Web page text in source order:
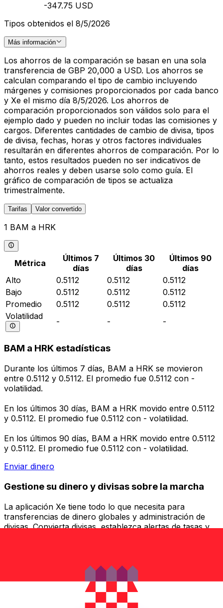
-347.75 USD
Tipos obtenidos el 8/5/2026
Más información
Los ahorros de la comparación se basan en una sola
transferencia de GBP 20,000 a USD. Los ahorros se
calculan comparando el tipo de cambio incluyendo
márgenes y comisiones proporcionados por cada banco
y Xe el mismo día 8/5/2026. Los ahorros de
comparación proporcionados son válidos solo para el
ejemplo dado y pueden no incluir todas las comisiones y
cargos. Diferentes cantidades de cambio de divisa, tipos
de divisa, fechas, horas y otros factores individuales
resultarán en diferentes ahorros de comparación. Por lo
tanto, estos resultados pueden no ser indicativos de
ahorros reales y deben usarse solo como guía. El
gráfico de comparación de tipos se actualiza
trimestralmente.
Tarifas Valor convertido
1 BAM a HRK
Métrica
Últimos 7
días
Últimos 30
días
Últimos 90
días
Alto
0.5112 0.5112
0.5112
Bajo
0.5112 0.5112
0.5112
Promedio
0.5112 0.5112
0.5112
Volatilidad
- - -
BAM a HRK estadísticas
Durante los últimos 7 días, BAM a HRK se movieron
entre 0.5112 y 0.5112. El promedio fue 0.5112 con -
volatilidad.
En los últimos 30 días, BAM a HRK movido entre 0.5112
y 0.5112. El promedio fue 0.5112 con - volatilidad.
En los últimos 90 días, BAM a HRK movido entre 0.5112
y 0.5112. El promedio fue 0.5112 con - volatilidad.
Enviar dinero
Gestione su dinero y divisas sobre la marcha
La aplicación Xe tiene todo lo que necesita para
transferencias de dinero globales y administración de
divisas. Convierta divisas, establezca alertas de tasas y